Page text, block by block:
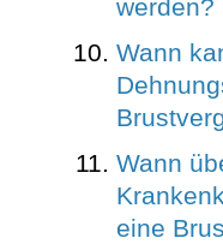
werden?
Wann
Wann
eine